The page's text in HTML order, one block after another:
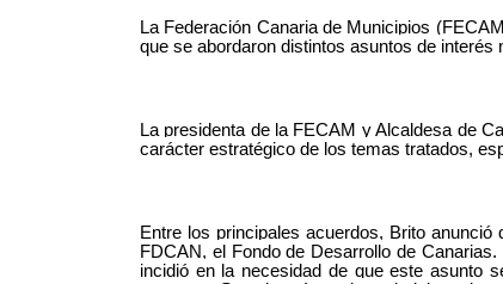
La Federación Canaria de Municipios
que se abordaron distintos asuntos de
La presidenta de la FECAM y Alcaldesa de
carácter estratégico de los temas tratados,
Entre los principales acuerdos, Brito
FDCAN, el Fondo de Desarrollo de
incidió en la necesidad de que este asunto